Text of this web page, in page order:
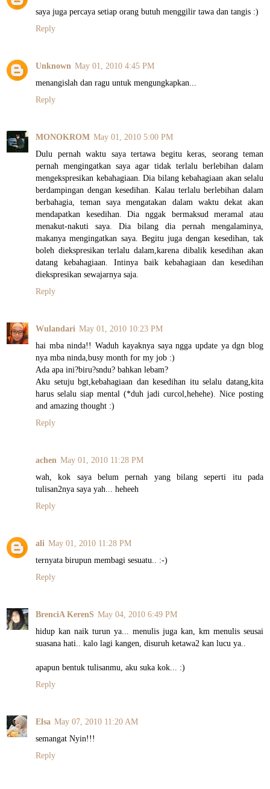
saya juga percaya setiap orang butuh menggilir tawa dan tangis :)
Reply
Unknown May 01, 2010 4:45 PM
menangislah dan ragu untuk mengungkapkan...
Reply
MONOKROM May 01, 2010 5:00 PM
Dulu pernah waktu saya tertawa begitu keras, seorang teman
pernah mengingatkan saya agar tidak terlalu berlebihan dalam
mengekspresikan kebahagiaan. Dia bilang kebahagiaan akan selalu
berdampingan dengan kesedihan. Kalau terlalu berlebihan dalam
berbahagia, teman saya mengatakan dalam waktu dekat akan
mendapatkan kesedihan. Dia nggak bermaksud meramal atau
menakut-nakuti saya. Dia bilang dia pernah mengalaminya,
makanya mengingatkan saya. Begitu juga dengan kesedihan, tak
boleh diekspresikan terlalu dalam,karena dibalik kesedihan akan
datang kebahagiaan. Intinya baik kebahagiaan dan kesedihan
diekspresikan sewajarnya saja.
Reply
Wulandari May 01, 2010 10:23 PM
hai mba ninda!! Waduh kayaknya saya ngga update ya dgn blog
nya mba ninda,busy month for my job :)
Ada apa ini?biru?sndu? bahkan lebam?
Aku setuju bgt,kebahagiaan dan kesedihan itu selalu datang,kita
harus selalu siap mental (*duh jadi curcol,hehehe). Nice posting
and amazing thought :)
Reply
achen May 01, 2010 11:28 PM
wah, kok saya belum pernah yang bilang seperti itu pada
tulisan2nya saya yah... heheeh
Reply
ali May 01, 2010 11:28 PM
ternyata birupun membagi sesuatu.. :-)
Reply
BrenciA KerenS May 04, 2010 6:49 PM
hidup kan naik turun ya... menulis juga kan, km menulis seusai
suasana hati.. kalo lagi kangen, disuruh ketawa2 kan lucu ya..
apapun bentuk tulisanmu, aku suka kok... :)
Reply
Elsa May 07, 2010 11:20 AM
semangat Nyin!!!
Reply